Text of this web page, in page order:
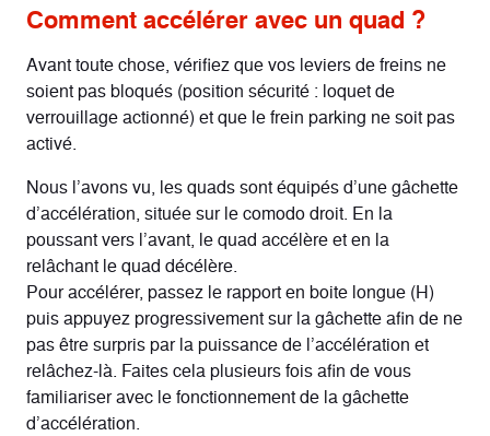
Comment accélérer avec un quad ?
Avant toute chose, vérifiez que vos leviers de freins ne
soient pas bloqués (position sécurité : loquet de
verrouillage actionné) et que le frein parking ne soit pas
activé.
Nous l’avons vu, les quads sont équipés d’une gâchette
d’accélération, située sur le comodo droit. En la
poussant vers l’avant, le quad accélère et en la
relâchant le quad décélère.
Pour accélérer, passez le rapport en boite longue (H)
puis appuyez progressivement sur la gâchette afin de ne
pas être surpris par la puissance de l’accélération et
relâchez-là. Faites cela plusieurs fois afin de vous
familiariser avec le fonctionnement de la gâchette
d’accélération.